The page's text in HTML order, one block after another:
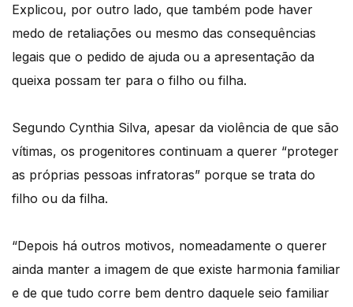
Explicou, por outro lado, que também pode haver
medo de retaliações ou mesmo das consequências
legais que o pedido de ajuda ou a apresentação da
queixa possam ter para o filho ou filha.
Segundo Cynthia Silva, apesar da violência de que são
vítimas, os progenitores continuam a querer “proteger
as próprias pessoas infratoras” porque se trata do
filho ou da filha.
“Depois há outros motivos, nomeadamente o querer
ainda manter a imagem de que existe harmonia familiar
e de que tudo corre bem dentro daquele seio familiar